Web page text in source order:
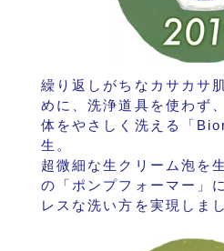
繰り返しがちなカサカサ
めに、洗浄道具を使わず
体をやさしく洗える「
生。
超微細な生クリーム泡を
の「ポンプフォーマー」
レスな洗い方を実現しま